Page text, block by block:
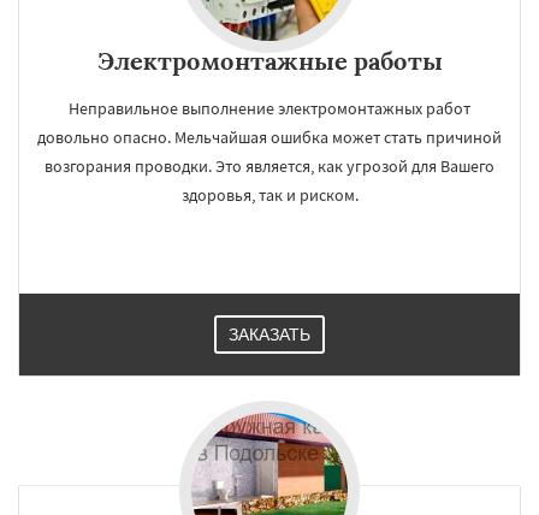
Электромонтажные работы
Неправильное выполнение электромонтажных работ
довольно опасно. Мельчайшая ошибка может стать причиной
возгорания проводки. Это является, как угрозой для Вашего
здоровья, так и риском.
ЗАКАЗАТЬ